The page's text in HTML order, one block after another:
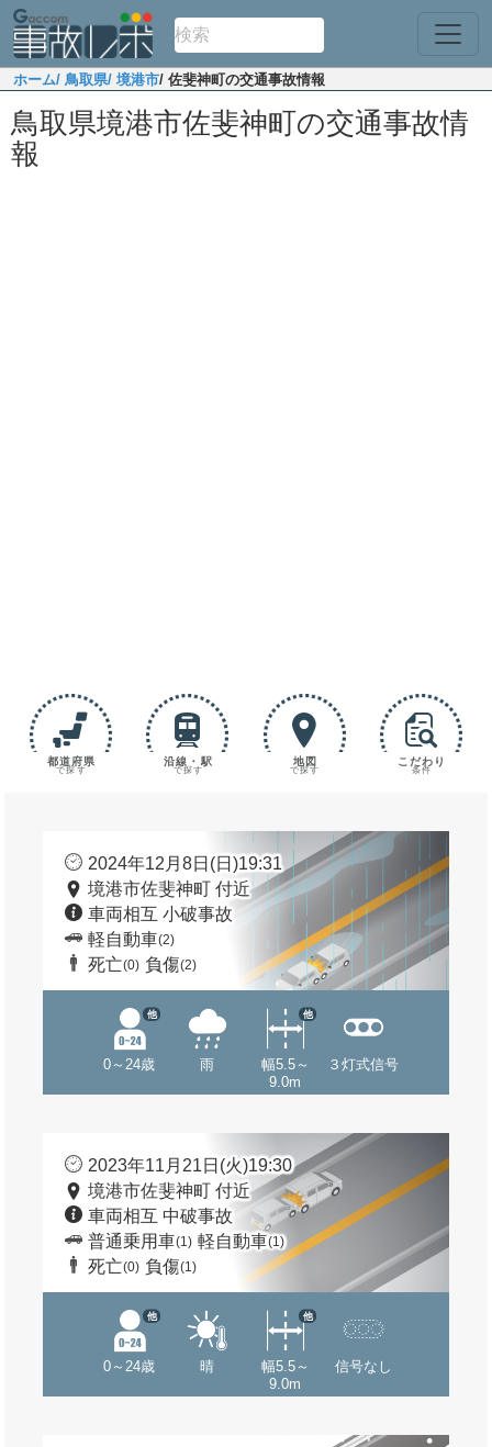
ホーム/ 鳥取県/ 境港市/ 佐斐神町の交通事故情報
鳥取県境港市佐斐神町の交通事故情
報
都道府県
で探す
沿線・駅
で探す
地図
で探す
こだわり
条件
2024年12月8日(日)19:31
境港市佐斐神町 付近
車両相互 小破事故
軽自動車(2)
死亡(0) 負傷(2)
0～24歳
他
雨
幅5.5～
9.0m
他
３灯式信号
2023年11月21日(火)19:30
境港市佐斐神町 付近
車両相互 中破事故
普通乗用車(1) 軽自動車(1)
死亡(0) 負傷(1)
0～24歳
他
晴
幅5.5～
9.0m
他
信号なし